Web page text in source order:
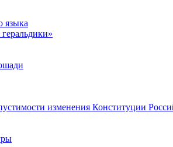
языка
изменения Конституции